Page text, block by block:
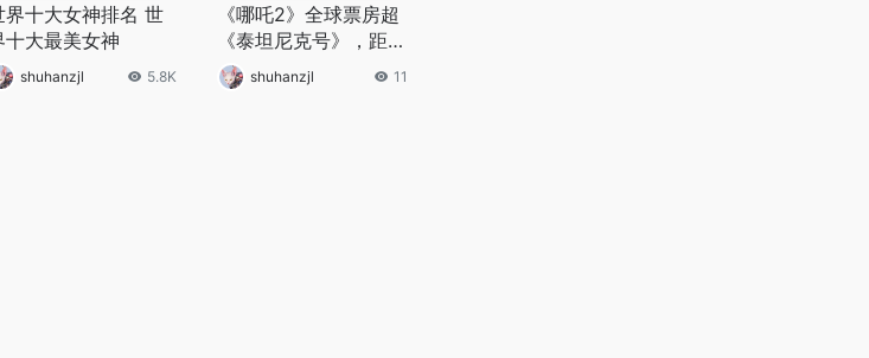
界十大女神排名 世
十大最美女神
shuhanzjl 5.8K
《哪吒2》全球票房超
《泰坦尼克号》，距离
第三名不到1亿美元
shuhanzjl 11